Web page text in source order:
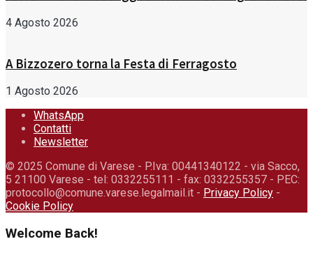
4 Agosto 2026
A Bizzozero torna la Festa di Ferragosto
1 Agosto 2026
WhatsApp
Contatti
Newsletter
© 2025 Comune di Varese - P.Iva: 00441340122 - via Sacco,
5 21100 Varese - tel: 0332255111 - fax: 0332255357 - PEC:
protocollo@comune.varese.legalmail.it - Privacy Policy -
Cookie Policy
Welcome Back!